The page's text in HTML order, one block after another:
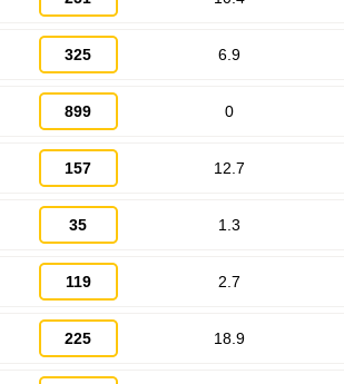
325 6.9
899 0
157 12.7
35 1.3
119 2.7
225 18.9
Запомнить меня